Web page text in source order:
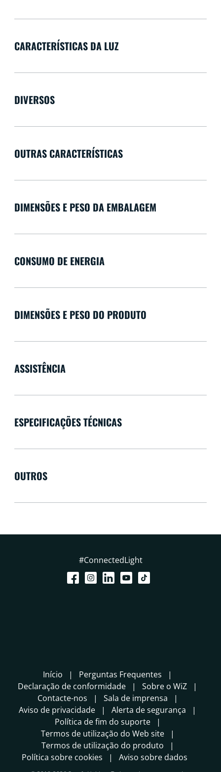
CARACTERÍSTICAS DA LUZ
DIVERSOS
OUTRAS CARACTERÍSTICAS
DIMENSÕES E PESO DA EMBALAGEM
CONSUMO DE ENERGIA
DIMENSÕES E PESO DO PRODUTO
ASSISTÊNCIA
ESPECIFICAÇÕES TÉCNICAS
OUTROS
#ConnectedLight
Início
Perguntas Frequentes
Declaração de conformidade
Sobre o WiZ
Contacte-nos
Sala de imprensa
Aviso de privacidade
Alerta de segurança
Política de fim do suporte
Termos de utilização do Web site
Termos de utilização do produto
Política sobre cookies
Aviso sobre dados